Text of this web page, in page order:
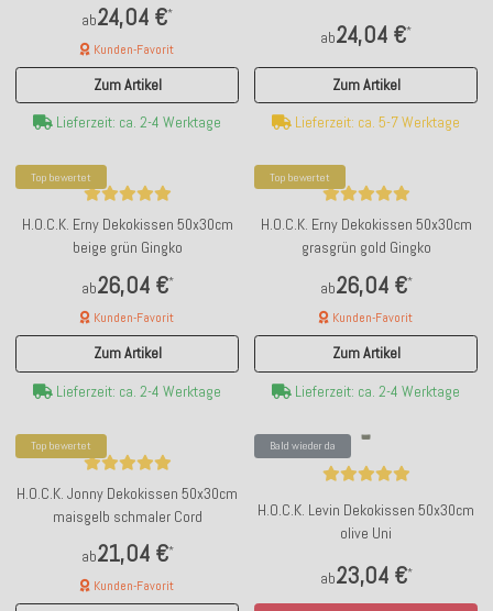
ab24,04 €*
Kunden-Favorit
Zum Artikel
Lieferzeit: ca. 2-4 Werktage
ab24,04 €*
Zum Artikel
Lieferzeit: ca. 5-7 Werktage
Top bewertet
H.O.C.K. Erny Dekokissen 50x30cm
beige grün Gingko
ab26,04 €*
Kunden-Favorit
Zum Artikel
Lieferzeit: ca. 2-4 Werktage
Top bewertet
H.O.C.K. Erny Dekokissen 50x30cm
grasgrün gold Gingko
ab26,04 €*
Kunden-Favorit
Zum Artikel
Lieferzeit: ca. 2-4 Werktage
Top bewertet
H.O.C.K. Jonny Dekokissen 50x30cm
maisgelb schmaler Cord
ab21,04 €*
Kunden-Favorit
Bald wieder da
H.O.C.K. Levin Dekokissen 50x30cm
olive Uni
ab23,04 €*